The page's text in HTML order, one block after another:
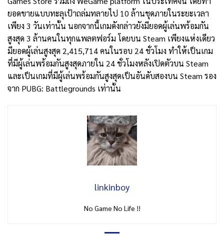
ยอดขายแบบทะลุเป้าถล่มทลายไป 10 ล้านชุดภายในระยะเวลา
เพียง 3 วันเท่านั้น นอกจากนี้เกมดังกล่าวยังมียอดผู้เล่นพร้อมกัน
สูงสุด 3 ล้านคนในทุกแพลตฟอร์ม โดยบน Steam เพียงแห่งเดียว
มียอดผู้เล่นสูงสุด 2,415,714 คนในรอบ 24 ชั่วโมง ทำให้เป็นเกม
ที่มีผู้เล่นพร้อมกันสูงสุดภายใน 24 ชั่วโมงหลังเปิดตัวบน Steam
และเป็นเกมที่มีผู้เล่นพร้อมกันสูงสุดเป็นอันดับสองบน Steam รอง
จาก PUBG: Battlegrounds เท่านั้น
linkinboy
No Game No Life !!